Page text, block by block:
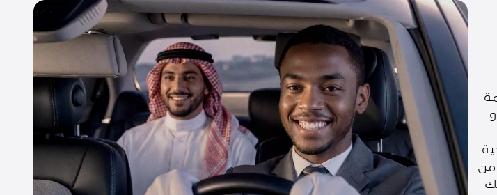
من